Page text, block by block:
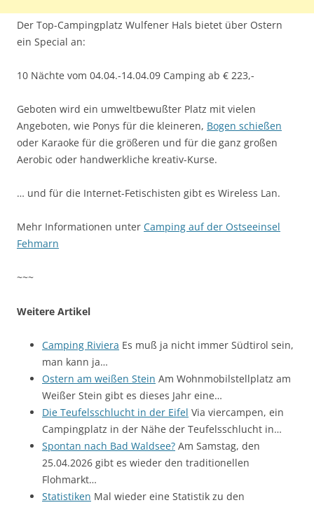
Der Top-Campingplatz Wulfener Hals bietet über Ostern
ein Special an:
10 Nächte vom 04.04.-14.04.09 Camping ab € 223,-
Geboten wird ein umweltbewußter Platz mit vielen
Angeboten, wie Ponys für die kleineren, Bogen schießen
oder Karaoke für die größeren und für die ganz großen
Aerobic oder handwerkliche kreativ-Kurse.
… und für die Internet-Fetischisten gibt es Wireless Lan.
Mehr Informationen unter Camping auf der Ostseeinsel
Fehmarn
~~~
Weitere Artikel
Camping Riviera Es muß ja nicht immer Südtirol sein,
man kann ja…
Ostern am weißen Stein Am Wohnmobilstellplatz am
Weißer Stein gibt es dieses Jahr eine…
Die Teufelsschlucht in der Eifel Via viercampen, ein
Campingplatz in der Nähe der Teufelsschlucht in…
Spontan nach Bad Waldsee? Am Samstag, den
25.04.2026 gibt es wieder den traditionellen
Flohmarkt…
Statistiken Mal wieder eine Statistik zu den